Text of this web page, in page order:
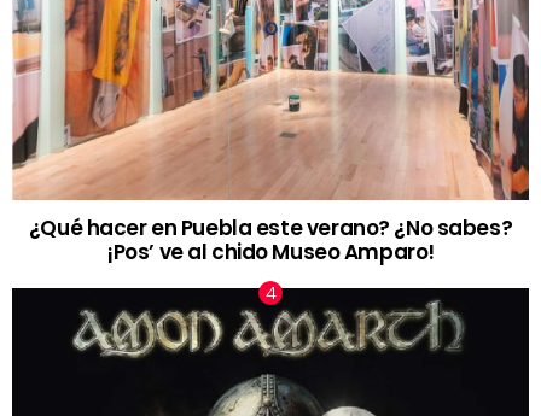
¿Qué hacer en Puebla este verano? ¿No sabes?
¡Pos’ ve al chido Museo Amparo!